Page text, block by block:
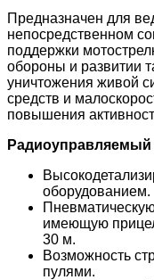
Предназначен для
непосредственном
поддержки
обороны и развитии
уничтожения живой
средств и
повышения
Радиоуправляемый
оборудованием.
имеющую
30 м.
Возможность
пулями.